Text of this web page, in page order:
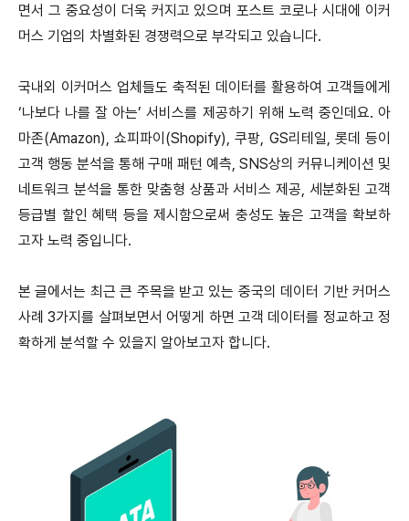
면서 그 중요성이 더욱 커지고 있으며 포스트 코로나 시대에 이커
머스 기업의 차별화된 경쟁력으로 부각되고 있습니다.
국내외 이커머스 업체들도 축적된 데이터를 활용하여 고객들에게
‘나보다 나를 잘 아는’ 서비스를 제공하기 위해 노력 중인데요. 아
마존(Amazon), 쇼피파이(Shopify), 쿠팡, GS리테일, 롯데 등이
고객 행동 분석을 통해 구매 패턴 예측, SNS상의 커뮤니케이션 및
네트워크 분석을 통한 맞춤형 상품과 서비스 제공, 세분화된 고객
등급별 할인 혜택 등을 제시함으로써 충성도 높은 고객을 확보하
고자 노력 중입니다.
본 글에서는 최근 큰 주목을 받고 있는 중국의 데이터 기반 커머스
사례 3가지를 살펴보면서 어떻게 하면 고객 데이터를 정교하고 정
확하게 분석할 수 있을지 알아보고자 합니다.